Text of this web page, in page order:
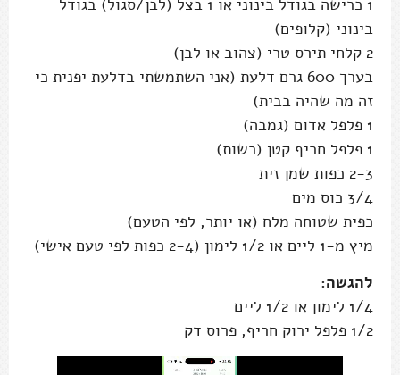
בינוני (קלופים)
2 קלחי תירס טרי (צהוב או לבן)
בערך 600 גרם דלעת (אני השתמשתי בדלעת יפנית כי
זה מה שהיה בבית)
1 פלפל אדום (גמבה)
1 פלפל חריף קטן (רשות)
2-3 כפות שמן זית
3/4 כוס מים
כפית שטוחה מלח (או יותר, לפי הטעם)
מיץ מ-1 ליים או 1/2 לימון (2-4 כפות לפי טעם אישי)
להגשה:
1/4 לימון או 1/2 ליים
1/2 פלפל ירוק חריף, פרוס דק